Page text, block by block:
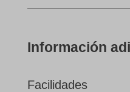
Información
Facilidades